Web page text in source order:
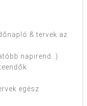
& tervek az
napirend :)
egész